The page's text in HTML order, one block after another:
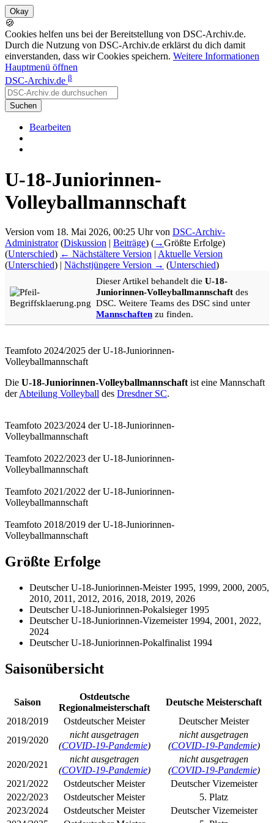
🍪
Cookies helfen uns bei der Bereitstellung von DSC-Archiv.de.
Durch die Nutzung von DSC-Archiv.de erklärst du dich damit
einverstanden, dass wir Cookies speichern. Weitere Informationen
Hauptmenü öffnen
DSC-Archiv.de β
Suchen
Bearbeiten
U-18-Juniorinnen-
Volleyballmannschaft
Version vom 18. Mai 2026, 00:25 Uhr von DSC-Archiv-
Administrator (Diskussion | Beiträge) (→Größte Erfolge)
(Unterschied) ← Nächstältere Version | Aktuelle Version
(Unterschied) | Nächstjüngere Version → (Unterschied)
Dieser Artikel behandelt die U-18-
Juniorinnen-Volleyballmannschaft des
DSC. Weitere Teams des DSC sind unter
Mannschaften zu finden.
Teamfoto 2024/2025 der U-18-Juniorinnen-
Volleyballmannschaft
Die U-18-Juniorinnen-Volleyballmannschaft ist eine Mannschaft
derAbteilung Volleyball des Dresdner SC.
Teamfoto 2023/2024 der U-18-Juniorinnen-
Volleyballmannschaft
Teamfoto 2022/2023 der U-18-Juniorinnen-
Volleyballmannschaft
Teamfoto 2021/2022 der U-18-Juniorinnen-
Volleyballmannschaft
Teamfoto 2018/2019 der U-18-Juniorinnen-
Volleyballmannschaft
Größte Erfolge
Deutscher U-18-Juniorinnen-Meister 1995, 1999, 2000, 2005,
2010, 2011, 2012, 2016, 2018, 2019, 2026
Deutscher U-18-Juniorinnen-Pokalsieger 1995
Deutscher U-18-Juniorinnen-Vizemeister 1994, 2001, 2022,
2024
Deutscher U-18-Juniorinnen-Pokalfinalist 1994
Saisonübersicht
Saison
Ostdeutsche
Regionalmeisterschaft
Deutsche Meisterschaft
2018/2019
Ostdeutscher Meister
Deutscher Meister
2019/2020
nicht ausgetragen
(COVID-19-Pandemie)
nicht ausgetragen
(COVID-19-Pandemie)
2020/2021
nicht ausgetragen
(COVID-19-Pandemie)
nicht ausgetragen
(COVID-19-Pandemie)
2021/2022
Ostdeutscher Meister
Deutscher Vizemeister
2022/2023
Ostdeutscher Meister
5. Platz
2023/2024
Ostdeutscher Meister
Deutscher Vizemeister